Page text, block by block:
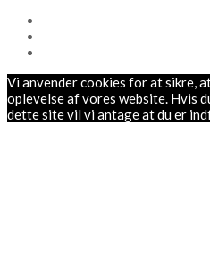
Vi anvender cookies for at sikre,
oplevelse af vores website. Hvis
dette site vil vi antage at du er